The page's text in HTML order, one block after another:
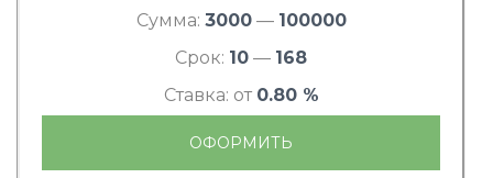
Сумма: 3000— 100000
Срок: 10 — 168
Ставка: от 0.80 %
ОФОРМИТЬ